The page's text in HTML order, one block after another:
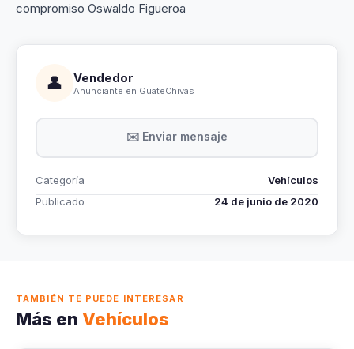
compromiso Oswaldo Figueroa
👤 Vendedor
Anunciante en GuateChivas
✉️ Enviar mensaje
Categoría
Vehículos
Publicado
24 de junio de 2020
TAMBIÉN TE PUEDE INTERESAR
Más en Vehículos